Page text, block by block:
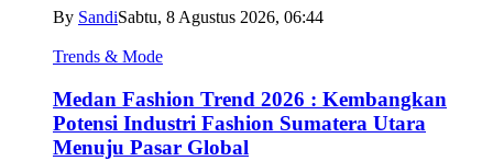
By SandiSabtu, 8 Agustus 2026, 06:44
Trends & Mode
Medan Fashion Trend 2026 : Kembangkan
Potensi Industri Fashion Sumatera Utara
Menuju Pasar Global